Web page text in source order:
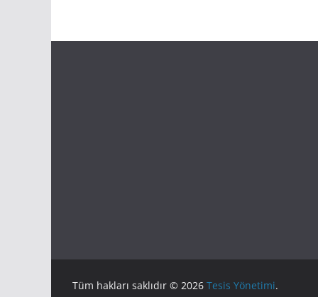
Tüm hakları saklıdır © 2026 Tesis Yönetimi.